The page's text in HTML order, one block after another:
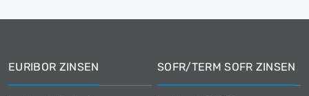
EURIBOR ZINSEN SOFR/TERM SOFR ZINSEN